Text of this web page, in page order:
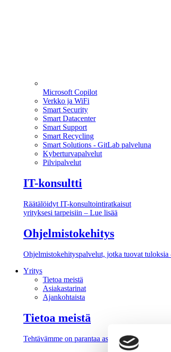
Microsoft Copilot
Verkko ja WiFi
Smart Security
Smart Datacenter
Smart Support
Smart Recycling
Smart Solutions - GitLab palveluna
Kyberturvapalvelut
Pilvipalvelut
IT-konsultti
Räätälöidyt IT-konsultointiratkaisut
yrityksesi tarpeisiin – Lue lisää
Ohjelmistokehitys
Ohjelmistokehityspalvelut, jotka tuovat tuloksia
Yritys
Tietoa meistä
Asiakastarinat
Ajankohtaista
Tietoa meistä
Tehtävämme on parantaa asiakkaidemme